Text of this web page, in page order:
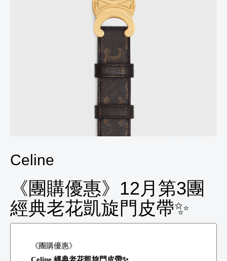
Celine
《團購優惠》12月第3團
經典老花凱旋門皮帶✨
《團購優惠》